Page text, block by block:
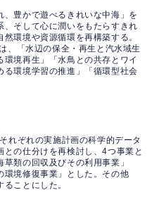
豊かで遊べるきれいな中海」を
そして心に潤いをもたらすきれ
環境や資源循環を再構築する。
、「水辺の保全・再生と汽水域生
境再生」「水鳥との共存とワイ
る環境学習の推進」「循環型社会
れぞれの実施計画の科学的データ
の仕分けを再検討し、4つ事業と
類の回収及びその利用事業」
環境修復事業」とした。その他
ることにした。